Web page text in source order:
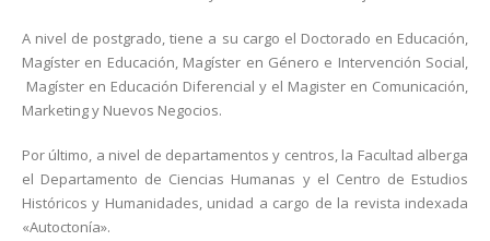
A nivel de postgrado, tiene a su cargo el Doctorado en Educación,
Magíster en Educación, Magíster en Género e Intervención Social,
Magíster en Educación Diferencial y el Magister en Comunicación,
Marketing y Nuevos Negocios.
Por último, a nivel de departamentos y centros, la Facultad alberga
el Departamento de Ciencias Humanas y el Centro de Estudios
Históricos y Humanidades, unidad a cargo de la revista indexada
«Autoctonía».